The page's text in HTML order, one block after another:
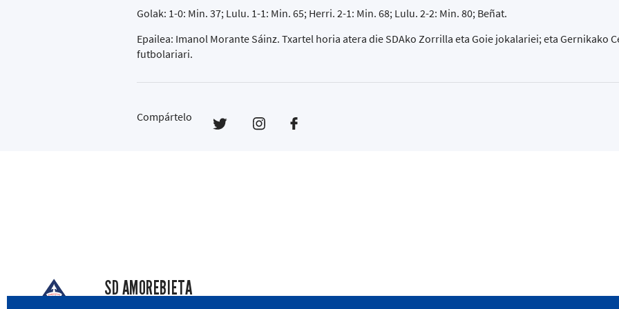
Golak: 1-0: Min. 37; Lulu. 1-1: Min. 65; Herri. 2-1: Min. 68; Lulu. 2-2: Min. 80; Beñat.
Epailea: Imanol Morante Sáinz. Txartel horia atera die SDAko Zorrilla eta Goie jokalariei; eta Gernikako
futbolariari.
Compártelo
SD AMOREBIETA